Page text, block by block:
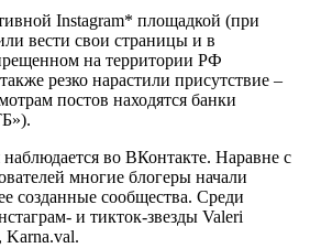
Instagram* площадкой (при
вести свои страницы и в
на территории РФ
резко нарастили присутствие –
постов находятся банки
во ВКонтакте. Наравне с
многие блогеры начали
созданные сообщества. Среди
и тикток-звезды Valeri